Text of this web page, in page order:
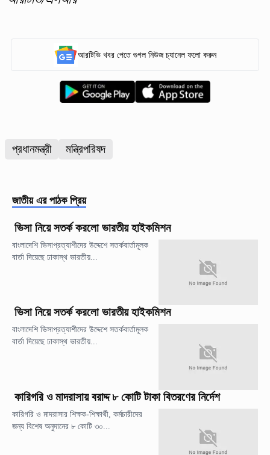
আরটিভি খবর পেতে গুগল নিউজ চ্যানেল ফলো করুন
প্রধানমন্ত্রী মন্ত্রিপরিষদ
জাতীয় এর পাঠক প্রিয়
ভিসা নিয়ে সতর্ক করলো ভারতীয় হাইকমিশন
বাংলাদেশি ভিসাপ্রত্যাশীদের উদ্দেশে সতর্কবার্তামূলক
বার্তা দিয়েছে ঢাকাস্থ ভারতীয়...
ভিসা নিয়ে সতর্ক করলো ভারতীয় হাইকমিশন
বাংলাদেশি ভিসাপ্রত্যাশীদের উদ্দেশে সতর্কবার্তামূলক
বার্তা দিয়েছে ঢাকাস্থ ভারতীয়...
কারিগরি ও মাদরাসায় বরাদ্দ ৮ কোটি টাকা বিতরণের নির্দেশ
কারিগরি ও মাদরাসার শিক্ষক-শিক্ষার্থী, কর্মচারীদের
জন্য বিশেষ অনুদানের ৮ কোটি ৩০...